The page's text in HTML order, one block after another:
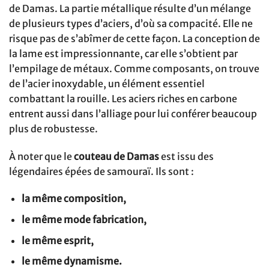
de Damas. La partie métallique résulte d’un mélange
de plusieurs types d’aciers, d’où sa compacité. Elle ne
risque pas de s’abîmer de cette façon. La conception de
la lame est impressionnante, car elle s’obtient par
l’empilage de métaux. Comme composants, on trouve
de l’acier inoxydable, un élément essentiel
combattant la rouille. Les aciers riches en carbone
entrent aussi dans l’alliage pour lui conférer beaucoup
plus de robustesse.
À noter que lecouteau de Damasest issu des
légendaires épées de samouraï. Ils sont :
la même composition,
le même mode fabrication,
le même esprit,
le même dynamisme.